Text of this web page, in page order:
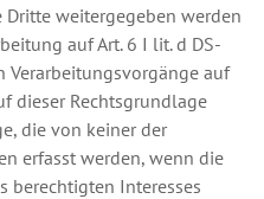
weitergegeben werden
auf Art. 6 I lit. d DS-
Verarbeitungsvorgänge auf
dieser Rechtsgrundlage
die von keiner der
erfasst werden, wenn die
berechtigten Interesses